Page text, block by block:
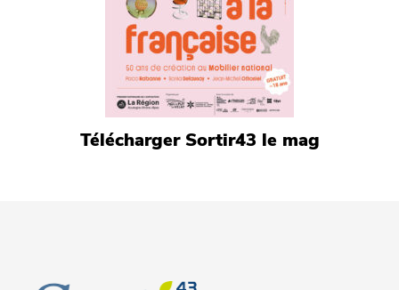
Télécharger Sortir43 le mag